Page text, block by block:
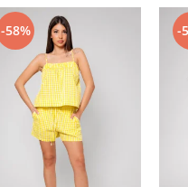
-58% -